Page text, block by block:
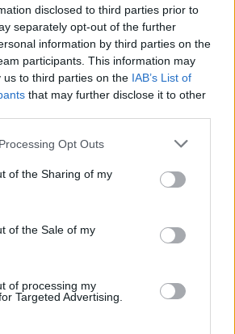
disclosed to third parties prior to
separately opt-out of the further
information by third parties on the
participants. This information may
us to third parties on the IAB’s List of
that may further disclose it to other
Opt Outs
of the Sharing of my
of the Sale of my
of processing my
Targeted Advertising.